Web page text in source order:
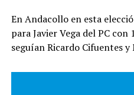
En Andacollo en esta
para Javier Vega del PC con
seguían Ricardo Cifuentes y